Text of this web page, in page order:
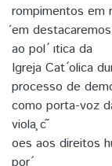
rompimentos em
́em
ao pol ́ ıtica da
Igreja Cat ́olica
processo de
como porta-voz
viola ̧c ̃
oes aos direitos